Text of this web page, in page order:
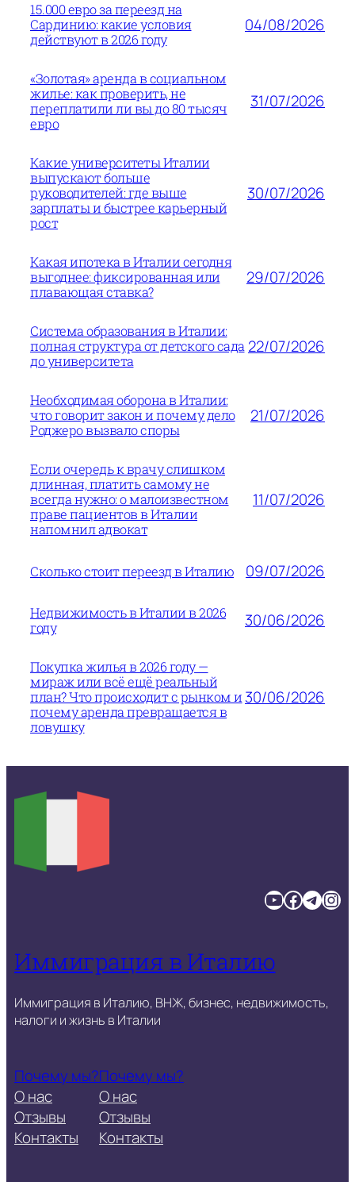
15.000 евро за переезд на
Сардинию: какие условия
действуют в 2026 году
04/08/2026
«Золотая» аренда в социальном
жилье: как проверить, не
переплатили ли вы до 80 тысяч
евро
31/07/2026
Какие университеты Италии
выпускают больше
руководителей: где выше
зарплаты и быстрее карьерный
рост
30/07/2026
Какая ипотека в Италии сегодня
выгоднее: фиксированная или
плавающая ставка?
29/07/2026
Система образования в Италии:
полная структура от детского сада
до университета
22/07/2026
Необходимая оборона в Италии:
что говорит закон и почему дело
Роджеро вызвало споры
21/07/2026
Если очередь к врачу слишком
длинная, платить самому не
всегда нужно: о малоизвестном
праве пациентов в Италии
напомнил адвокат
11/07/2026
Сколько стоит переезд в Италию 09/07/2026
Недвижимость в Италии в 2026
году
30/06/2026
Покупка жилья в 2026 году —
мираж или всё ещё реальный
план? Что происходит с рынком и
почему аренда превращается в
ловушку
30/06/2026
YouTube Facebook TelegramInstagram
Иммиграция в Италию
Иммиграция в Италию, ВНЖ, бизнес, недвижимость,
налоги и жизнь в Италии
Почему мы?
О нас
Отзывы
Контакты
Почему мы?
О нас
Отзывы
Контакты